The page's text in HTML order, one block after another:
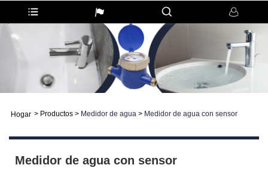
Hogar > Productos > Medidor de agua > Medidor de agua con sensor
Medidor de agua con sensor